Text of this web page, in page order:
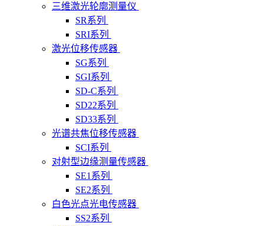
三维激光轮廓测量仪
SR系列
SRI系列
激光位移传感器
SG系列
SGI系列
SD-C系列
SD22系列
SD33系列
光谱共焦位移传感器
SCI系列
对射型边缘测量传感器
SE1系列
SE2系列
白色光点光电传感器
SS2系列